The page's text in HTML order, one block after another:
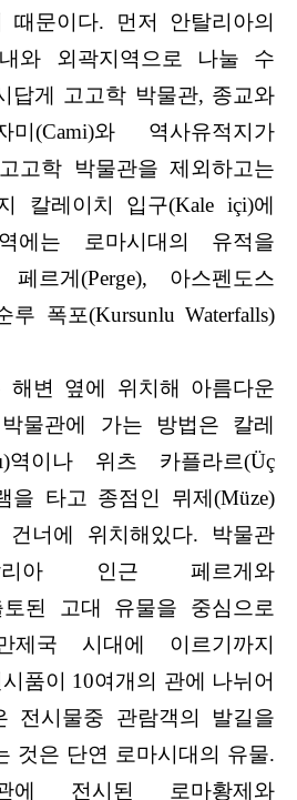
때문이다. 먼저 안탈리아의
와 외곽지역으로 나눌 수
답게 고고학 박물관, 종교와
(Cami)와 역사유적지가
고학 박물관을 제외하고는
칼레이치 입구(Kale içi)에
에는 로마시대의 유적을
르게(Perge), 아스펜도스
루 폭포(Kursunlu Waterfalls)
해변 옆에 위치해 아름다운
물관에 가는 방법은 칼레
역이나 위츠 카플라르(Üç
을 타고 종점인 뮈제(Müze)
너에 위치해있다. 박물관
리아 인근 페르게와
된 고대 유물을 중심으로
제국 시대에 이르기까지
품이 10여개의 관에 나뉘어
전시물중 관람객의 발길을
것은 단연 로마시대의 유물.
전시된 로마황제와